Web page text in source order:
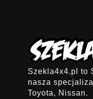
Szekla4x4.pl to
nasza
Toyota, Nissan.